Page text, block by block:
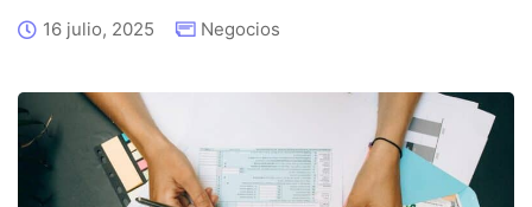
16 julio, 2025 Negocios